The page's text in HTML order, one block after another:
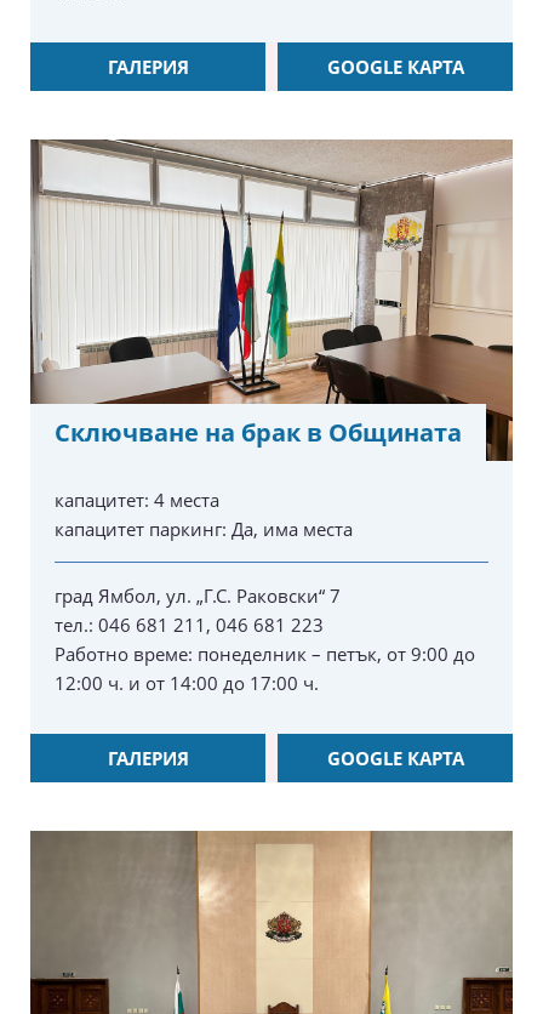
ГАЛЕРИЯ GOOGLE КАРТА
Сключване на брак в Общината
капацитет: 4 места
капацитет паркинг: Да, има места
град Ямбол, ул. „Г.С. Раковски“ 7
тел.: 046 681 211, 046 681 223
Работно време: понеделник – петък, от 9:00 до
12:00 ч. и от 14:00 до 17:00 ч.
ГАЛЕРИЯ GOOGLE КАРТА